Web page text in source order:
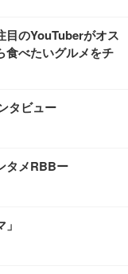
目のYouTuberがオス
食べたいグルメをチ
タビュー
タメRBBー